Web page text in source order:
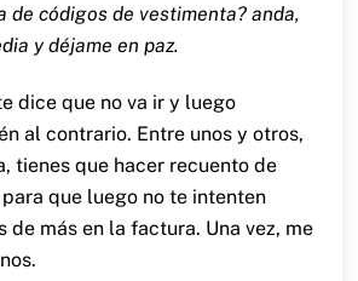
de códigos de vestimenta? anda,
y déjame en paz.
dice que no va ir y luego
al contrario. Entre unos y otros,
tienes que hacer recuento de
que luego no te intenten
de más en la factura. Una vez, me